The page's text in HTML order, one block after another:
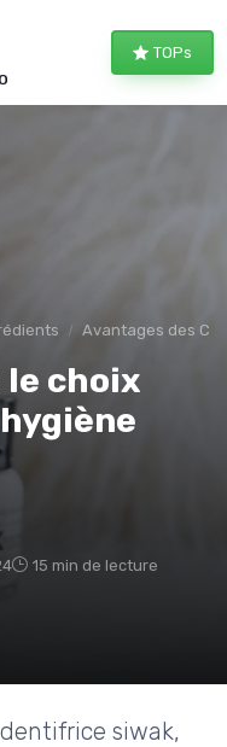
TOPs
Avantages des
choix
15 min de lecture
siwak,